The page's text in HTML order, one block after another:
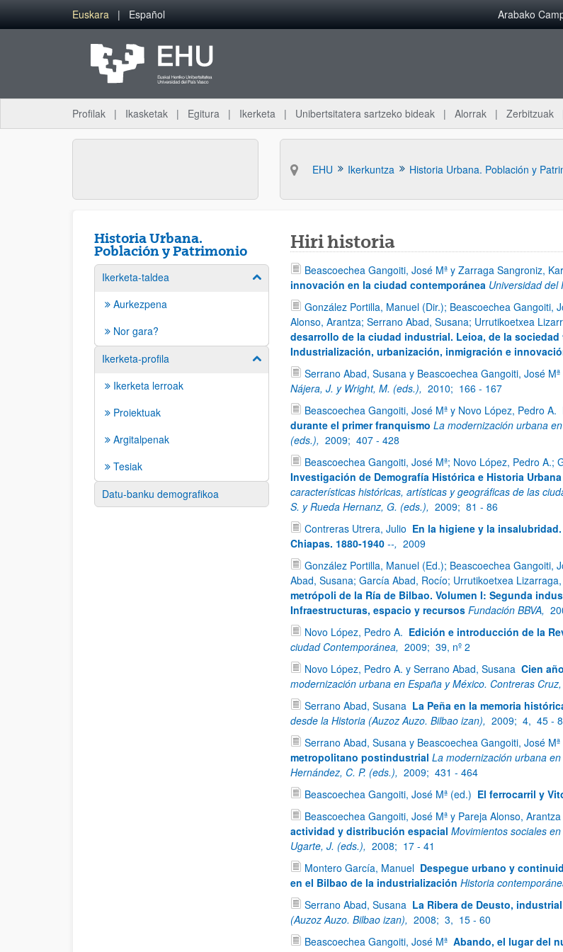
Eduki nagusira joan
Euskara Español Arabako
Profilak Ikasketak Egitura Ikerketa Unibertsitatera sartzeko bideak Alorrak Zerbitzuak
EHU Ikerkuntza Historia Urbana. Población y
Historia Urbana.
Población y Patrimonio
Ikerketa-taldea Erakutsi/izkutatu azpiorriak
Aurkezpena
Nor gara?
Ikerketa-profila
Erakutsi/izkutatu azpiorriak
Ikerketa lerroak
Proiektuak
Argitalpenak
Tesiak
Datu-banku demografikoa
Hiri historia
Beascoechea Gangoiti, José Mª y Zarraga Sangroniz,
innovación en la ciudad contemporánea Universidad del
González Portilla, Manuel (Dir.); Beascoechea Gangoiti,
Alonso, Arantza; Serrano Abad, Susana; Urrutikoetxea
desarrollo de la ciudad industrial. Leioa, de la
Industrialización, urbanización, inmigración e
Serrano Abad, Susana y Beascoechea Gangoiti, José Mª
Nájera, J. y Wright, M. (eds.), 2010; 166 - 167
Beascoechea Gangoiti, José Mª y Novo López, Pedro A.
durante el primer franquismo La modernización urbana
(eds.), 2009; 407 - 428
Beascoechea Gangoiti, José Mª; Novo López, Pedro
Investigación de Demografía Histórica e Historia
características históricas, artísticas y geográficas de las
S. y Rueda Hernanz, G. (eds.), 2009; 81 - 86
Contreras Utrera, Julio En la higiene y la
Chiapas. 1880-1940 --, 2009
González Portilla, Manuel (Ed.); Beascoechea Gangoiti,
Abad, Susana; García Abad, Rocío; Urrutikoetxea
metrópoli de la Ría de Bilbao. Volumen I: Segunda
Infraestructuras, espacio y recursos Fundación BBVA,
Novo López, Pedro A. Edición e introducción de la
ciudad Contemporánea, 2009; 39, nº 2
Novo López, Pedro A. y Serrano Abad, Susana Cien
modernización urbana en España y México. Contreras
Serrano Abad, Susana La Peña en la memoria
desde la Historia (Auzoz Auzo. Bilbao izan), 2009; 4, 45 -
Serrano Abad, Susana y Beascoechea Gangoiti, José Mª
metropolitano postindustrial La modernización urbana
Hernández, C. P. (eds.), 2009; 431 - 464
Beascoechea Gangoiti, José Mª (ed.) El ferrocarril y
Beascoechea Gangoiti, José Mª y Pareja Alonso, Arantza
actividad y distribución espacial Movimientos sociales
Ugarte, J. (eds.), 2008; 17 - 41
Montero García, Manuel Despegue urbano y
en el Bilbao de la industrialización Historia
Serrano Abad, Susana La Ribera de Deusto,
(Auzoz Auzo. Bilbao izan), 2008; 3, 15 - 60
Beascoechea Gangoiti, José Mª Abando, el lugar del